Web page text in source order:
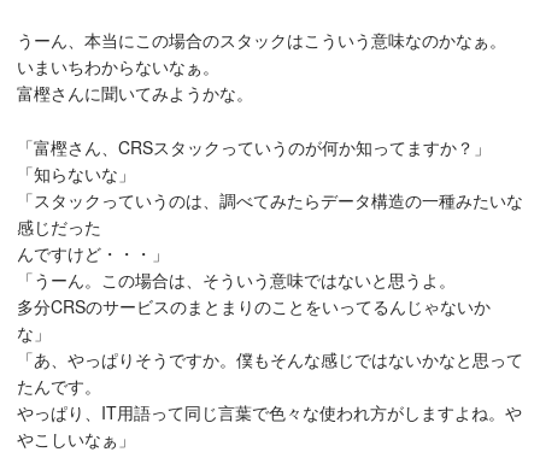
うーん、本当にこの場合のスタックはこういう意味なのかなぁ。
いまいちわからないなぁ。
富樫さんに聞いてみようかな。
「富樫さん、CRSスタックっていうのが何か知ってますか？」
「知らないな」
「スタックっていうのは、調べてみたらデータ構造の一種みたいな
感じだった
んですけど・・・」
「うーん。この場合は、そういう意味ではないと思うよ。
多分CRSのサービスのまとまりのことをいってるんじゃないか
な」
「あ、やっぱりそうですか。僕もそんな感じではないかなと思って
たんです。
やっぱり、IT用語って同じ言葉で色々な使われ方がしますよね。や
やこしいなぁ」